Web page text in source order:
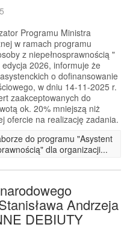
Programu Ministra
w ramach programu
z niepełnosprawnością "
2026, informuje że
o dofinansowanie
w dniu 14-11-2025 r.
zaakceptowanych do
ok. 20% mniejszą niż
ofercie na realizację zadania.
do programu "Asystent
dla organizacji...
Andrzeja
DEBIUTY